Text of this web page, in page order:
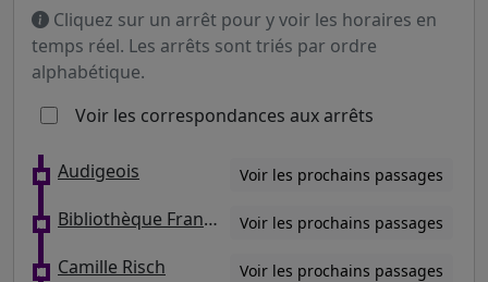
Cliquez sur un arrêt pour y voir les horaires en
temps réel. Les arrêts sont triés par ordre
alphabétique.
Voir les correspondances aux arrêts
Audigeois Voir les prochains passages
Bibliothèque François Mitterrand Emile Durkheim Voir les prochains passages
Camille Risch Voir les prochains passages